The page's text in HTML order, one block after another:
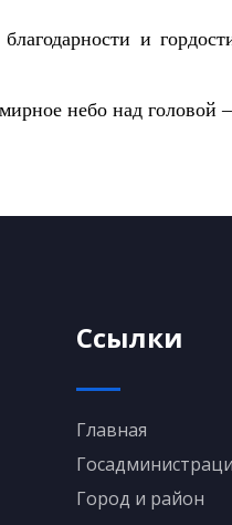
и
небо над
Ссылки
Главная
Город и район